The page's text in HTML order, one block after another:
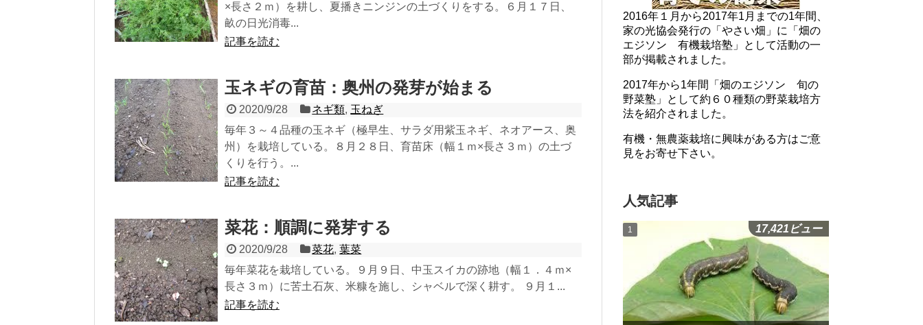
×長さ２ｍ）を耕し、夏播きニンジンの土づくりをする。６月１７日、
畝の日光消毒...
記事を読む
玉ネギの育苗：奥州の発芽が始まる
2020/9/28 ネギ類, 玉ねぎ
毎年３～４品種の玉ネギ（極早生、サラダ用紫玉ネギ、ネオアース、奥
州）を栽培している。８月２８日、育苗床（幅１ｍ×長さ３ｍ）の土づ
くりを行う。...
記事を読む
菜花：順調に発芽する
2020/9/28 菜花,葉菜
毎年菜花を栽培している。９月９日、中玉スイカの跡地（幅１．４ｍ×
長さ３ｍ）に苦土石灰、米糠を施し、シャベルで深く耕す。 ９月１...
記事を読む
2016年１月から2017年1月までの1年間、
家の光協会発行の「やさい畑」に「畑の
エジソン 有機栽培塾」として活動の一
部が掲載されました。
2017年から1年間「畑のエジソン 旬の
野菜塾」として約６０種類の野菜栽培方
法を紹介されました。
有機・無農薬栽培に興味がある方はご意
見をお寄せ下さい。
人気記事
17,421ビュー